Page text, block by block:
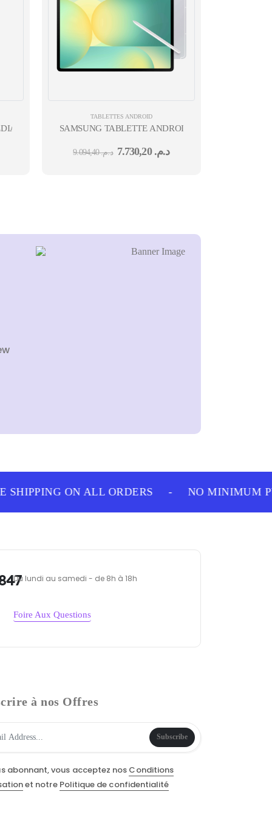
6GO 128GO 5G CAM AV 5MPX CAM ARR 8MPX GRIS
TABLETTES ANDROID
SAMSUNG TABLETTE ANDROID TAB S10FE+ 13.1''
د.م.9.094,40 د.م. 7.730,20
ON ALL ORDERS NO MINIMUM
Du lundi au samedi - de 8h à 18h
Foire Aux Questions
à nos Offres
Subscribe
abonnant, vous acceptez nos Conditions
et notre Politique de confidentialité